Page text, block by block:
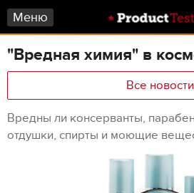
Меню
"Вредная химия" в
Все новости
Вредны ли консерванты,
отдушки, спирты и моющие